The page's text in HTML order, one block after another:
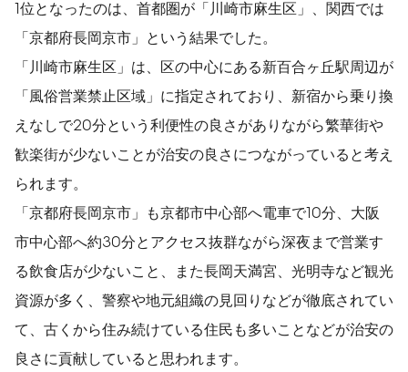
1位となったのは、首都圏が「川崎市麻生区」、関西では
「京都府長岡京市」という結果でした。
「川崎市麻生区」は、区の中心にある新百合ヶ丘駅周辺が
「風俗営業禁止区域」に指定されており、新宿から乗り換
えなしで20分という利便性の良さがありながら繁華街や
歓楽街が少ないことが治安の良さにつながっていると考え
られます。
「京都府長岡京市」も京都市中心部へ電車で10分、大阪
市中心部へ約30分とアクセス抜群ながら深夜まで営業す
る飲食店が少ないこと、また長岡天満宮、光明寺など観光
資源が多く、警察や地元組織の見回りなどが徹底されてい
て、古くから住み続けている住民も多いことなどが治安の
良さに貢献していると思われます。